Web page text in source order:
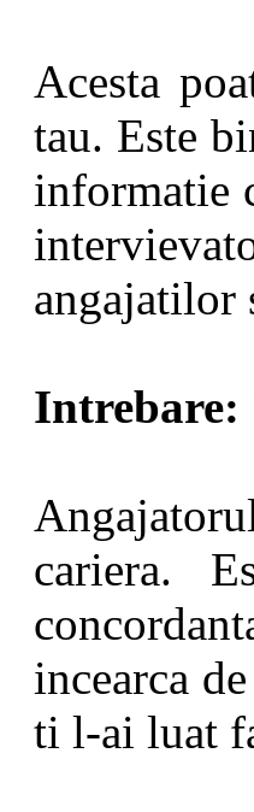
Acesta
tau. Este
informatie
angajatilor
Intrebare:
cariera.
incearca
ti l-ai luat